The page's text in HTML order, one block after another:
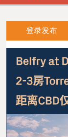
登录发布